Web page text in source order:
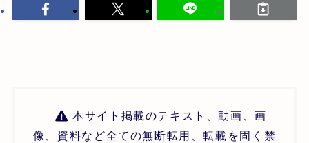
本サイト掲載のテキスト、動画、画
像、資料など全ての無断転用、転載を固く禁